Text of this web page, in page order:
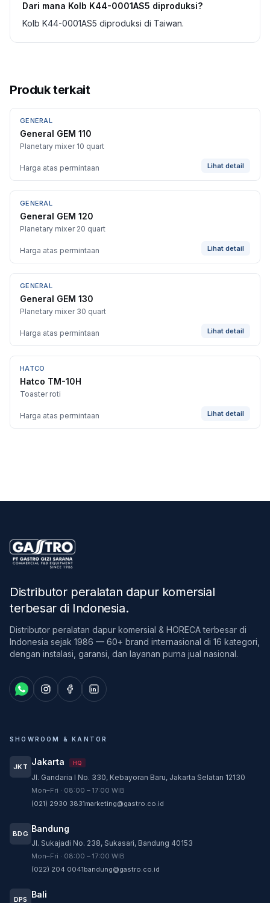
Dari mana Kolb K44-0001AS5 diproduksi?
Kolb K44-0001AS5 diproduksi di Taiwan.
Produk terkait
GENERAL
General GEM 110
Planetary mixer 10 quart
Harga atas permintaan Lihat detail
GENERAL
General GEM 120
Planetary mixer 20 quart
Harga atas permintaan Lihat detail
GENERAL
General GEM 130
Planetary mixer 30 quart
Harga atas permintaan Lihat detail
HATCO
Hatco TM-10H
Toaster roti
Harga atas permintaan Lihat detail
Distributor peralatan dapur komersial
terbesar di Indonesia.
Distributor peralatan dapur komersial & HORECA terbesar di
Indonesia sejak 1986 — 60+ brand internasional di 16 kategori,
dengan instalasi, garansi, dan layanan purna jual nasional.
SHOWROOM & KANTOR
JKT Jakarta HQ
Jl. Gandaria I No. 330, Kebayoran Baru, Jakarta Selatan 12130
Mon–Fri · 08:00 – 17:00 WIB
(021) 2930 3831marketing@gastro.co.id
BDG Bandung
Jl. Sukajadi No. 238, Sukasari, Bandung 40153
Mon–Fri · 08:00 – 17:00 WIB
(022) 204 0041bandung@gastro.co.id
DPS Bali
Customer Service
sesuai kebutuhan Anda.
Tim biasanya membalas dalam beberapa menit.
CS - Tanya Produk Gastro